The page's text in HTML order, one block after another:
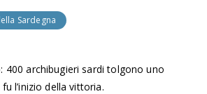
Sardegna
400 archibugieri sardi tolgono uno
l’inizio della vittoria.